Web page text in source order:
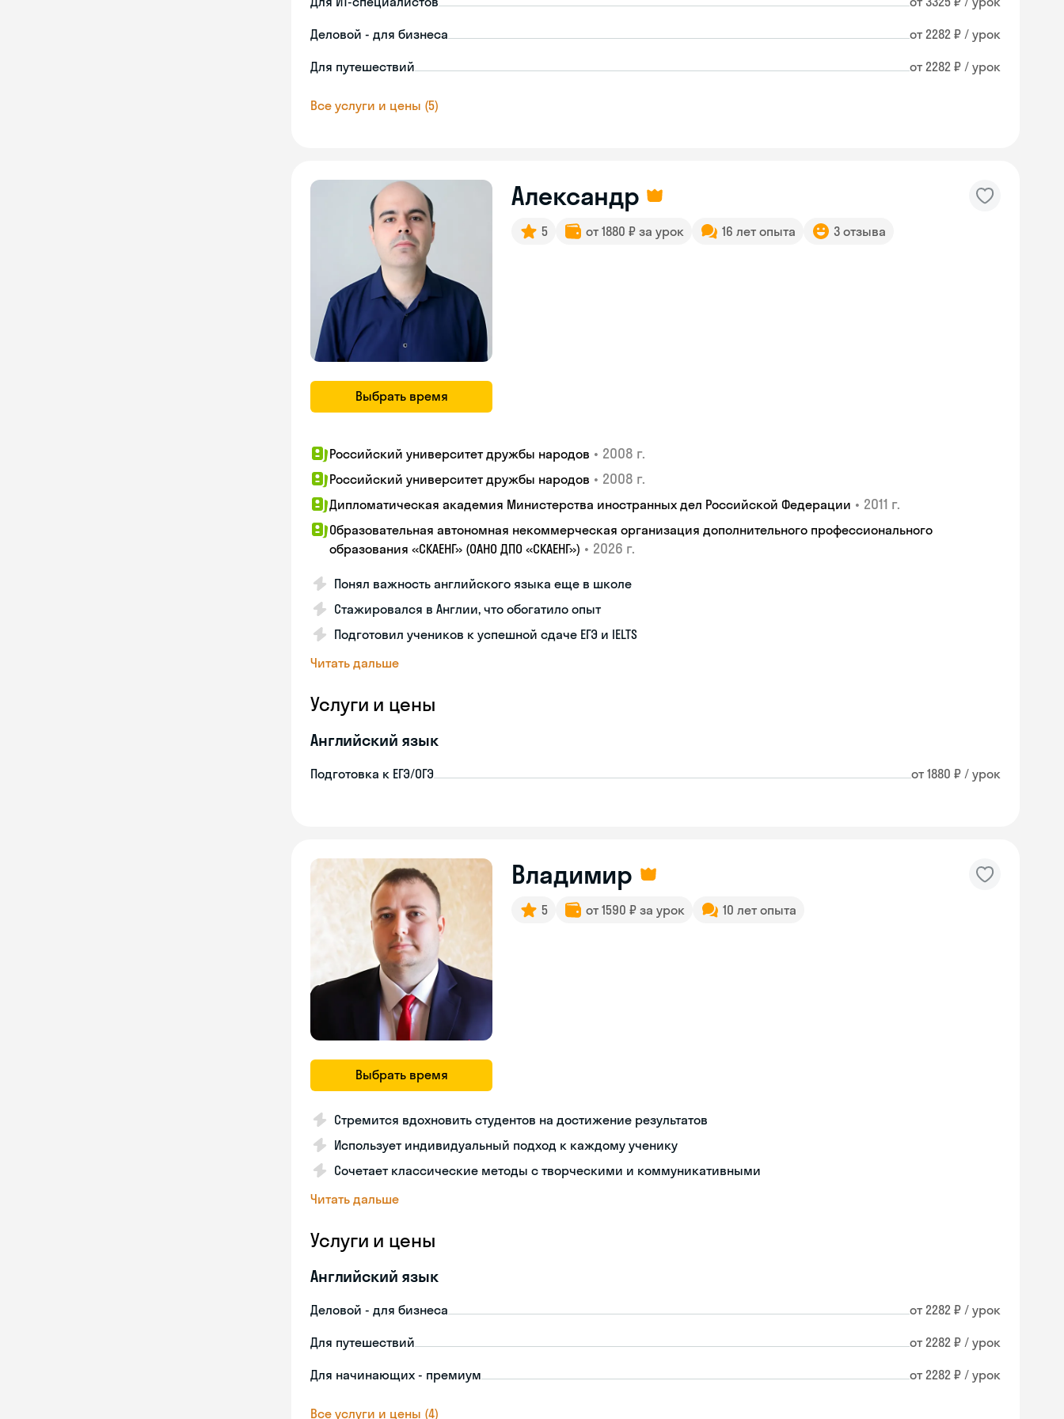
Деловой - для бизнеса от 2282 ₽ / урок
Для путешествий от 2282 ₽ / урок
Все услуги и цены (5)
Выбрать время
Александр
5 от 1880 ₽ за урок 16 лет опыта 3 отзыва
Российский университет дружбы народов • 2008 г.
Российский университет дружбы народов • 2008 г.
Дипломатическая академия Министерства иностранных дел Российской Федерации • 2011 г.
Образовательная автономная некоммерческая организация дополнительного профессионального
образования «СКАЕНГ» (ОАНО ДПО «СКАЕНГ») • 2026 г.
Понял важность английского языка еще в школе
Стажировался в Англии, что обогатило опыт
Подготовил учеников к успешной сдаче ЕГЭ и IELTS
Читать дальше
Услуги и цены
Английский язык
Подготовка к ЕГЭ/ОГЭ от 1880 ₽ / урок
Выбрать время
Владимир
5 от 1590 ₽ за урок 10 лет опыта
Стремится вдохновить студентов на достижение результатов
Использует индивидуальный подход к каждому ученику
Сочетает классические методы с творческими и коммуникативными
Читать дальше
Услуги и цены
Английский язык
Деловой - для бизнеса от 2282 ₽ / урок
Для путешествий от 2282 ₽ / урок
Для начинающих - премиум от 2282 ₽ / урок
Все услуги и цены (4)